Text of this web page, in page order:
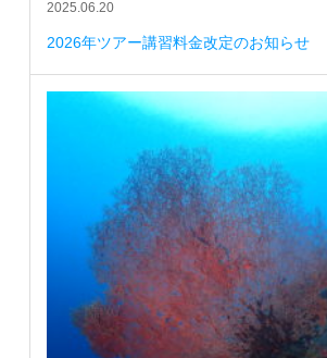
2025.06.20
2026年ツアー講習料金改定のお知らせ